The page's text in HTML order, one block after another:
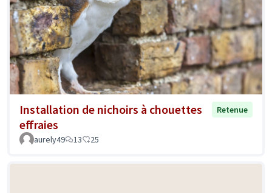
Installation de nichoirs à chouettes
effraies
Retenue
aurely49 13 25